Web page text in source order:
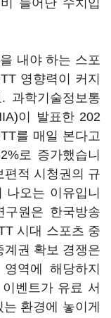
늘어난 수치입
내야 하는 스포
영향력이 커지
과학기술정보통
이 발표한 202
를 매일 본다고
로 증가했습니
편적 시청권의 규
오는 이유입니
구원은 한국방송
시대 스포츠 중
계권 확보 경쟁은
역에 해당하지
벤트가 유료 서
환경에 놓이게